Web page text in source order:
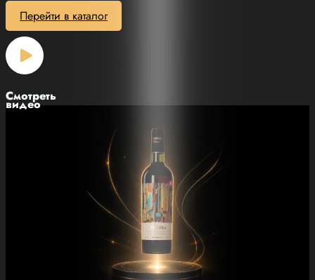
Перейти в каталог
Смотреть
видео